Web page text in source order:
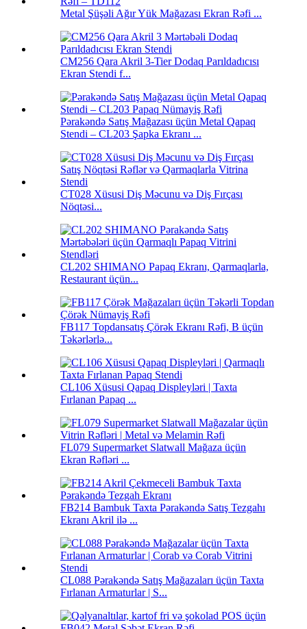
Metal Şüşəli Ağır Yük Mağazası Ekran Rəfi ...
CM256 Qara Akril 3-Tier Dodaq Parıldadıcısı
Ekran Stendi f...
Pərakəndə Satış Mağazası üçün Metal Qapaq
Stendi – CL203 Şapka Ekranı ...
CT028 Xüsusi Diş Məcunu və Diş Fırçası
Nöqtəsi...
CL202 SHIMANO Papaq Ekranı, Qarmaqlarla,
Restaurant üçün...
FB117 Topdansatış Çörək Ekranı Rəfi, B üçün
Təkərlərlə...
CL106 Xüsusi Qapaq Displeyləri | Taxta
Fırlanan Papaq ...
FL079 Supermarket Slatwall Mağaza üçün
Ekran Rəfləri ...
FB214 Bambuk Taxta Pərakəndə Satış Tezgahı
Ekranı Akril ilə ...
CL088 Pərakəndə Satış Mağazaları üçün Taxta
Fırlanan Armaturlar | S...